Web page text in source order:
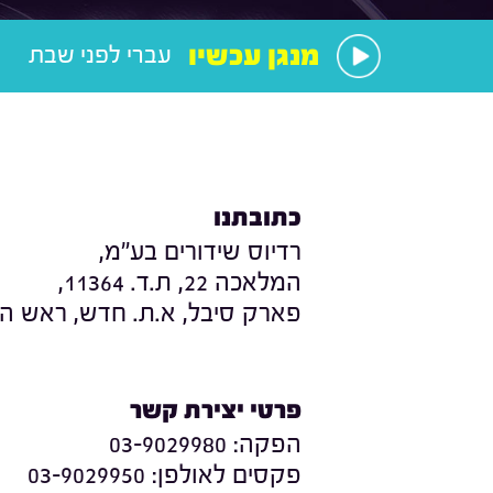
מנגן עכשיו עברי לפני שבת
כתובתנו
רדיוס שידורים בע"מ,
המלאכה 22, ת.ד. 11364,
פארק סיבל, א.ת. חדש, ראש
פרטי יצירת קשר
הפקה: 03-9029980
פקסים לאולפן: 03-9029950